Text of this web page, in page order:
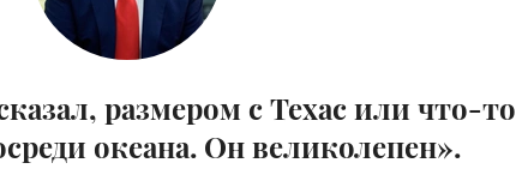
размером с Техас или что-то
океана. Он великолепен».